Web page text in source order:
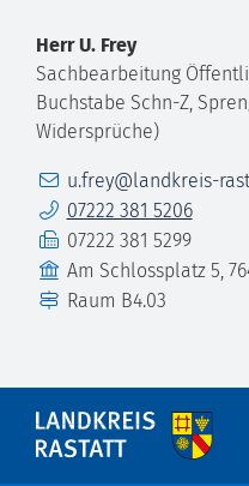
Herr U. Frey
Sachbearbeitung
Buchstabe Schn-Z,
Widersprüche)
E-Mailu.frey@landkreis-
Telefon07222 381 5206
Fax 07222 381 5299
Gebäude
Am Schlossplatz 5,
Raum B4.03